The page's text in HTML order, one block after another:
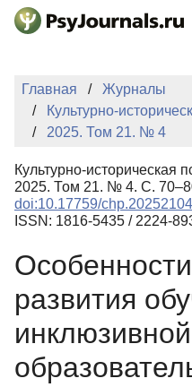
Перейти к основному
Регистрация
Главная
Журналы
Культурно-
2025. Том 21. № 4
Культурно-историческая
2025. Том 21. № 4. С.
doi:10.17759/
ISSN: 1816-5435 / 2224-
развития
инклюзивной